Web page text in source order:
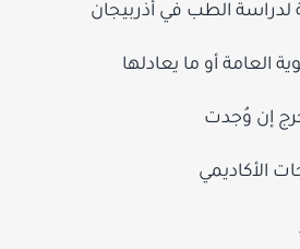
لدراسة الطب في أذربيجان
العامة أو ما يعادلها
إن وُجدت
الأكاديمي